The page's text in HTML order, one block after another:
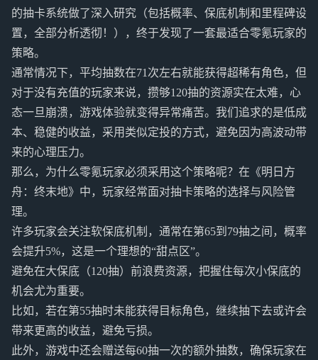
的抽卡系统做了深入研究（包括概率、保底机制和里程碑设
置，全部分析透彻！），终于发现了一套最适合零氪玩家的
策略。
通常情况下，平均抽数在71次左右就能获得超稀有角色，但
对于没有充值的玩家来说，攒够120抽的资源实在太难，心
态一旦崩溃，游戏体验就变得异常痛苦。我们追求的是低成
本、稳健的收益，采用类似定投的方式，避免因为高波动带
来的心理压力。
那么，为什么零氪玩家必须采用这个策略呢？在《明日方
舟：终末地》中，玩家经常面对抽卡策略的选择与风险管
理。
许多玩家会关注软保底机制，通常在第65到79抽之间，概率
会提升5%，这是一个理想的“甜点区”。
避免在大保底（120抽）前浪费资源，把握住每次小保底的
机会尤为重要。
比如，若在第55抽时未能获得目标角色，继续抽下去或许会
带来更高的收益，避免亏损。
此外，游戏中还会赠送每60抽一次的额外抽数，确保玩家在